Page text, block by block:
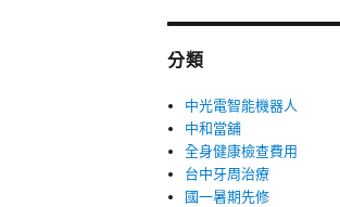
分類
中光電智能機器人
中和當舖
全身健康檢查費用
台中牙周治療
國一暑期先修